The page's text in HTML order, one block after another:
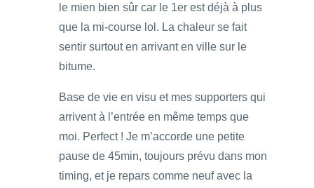
le mien bien sûr car le 1er est déjà à plus
que la mi-course lol. La chaleur se fait
sentir surtout en arrivant en ville sur le
bitume.
Base de vie en visu et mes supporters qui
arrivent à l’entrée en même temps que
moi. Perfect ! Je m’accorde une petite
pause de 45min, toujours prévu dans mon
timing, et je repars comme neuf avec la